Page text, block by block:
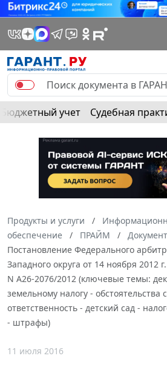
Бюджетный учет Судебная
Продукты и услуги
обеспечение
ПРАЙМ
Постановление Федерального
Западного округа от 14 ноября 2012
N А26-2076/2012 (ключевые темы:
земельному налогу -
ответственность - детский сад -
- штрафы)
11 июля 2016